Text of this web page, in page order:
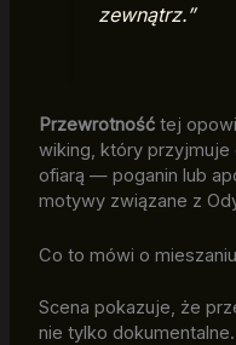
zewnątrz.”
Przewrotnośćtej
wiking, który przyjmuje
ofiarą — poganin lub
motywy związane z
Co to mówi o
Scena pokazuje, że
nie tylko